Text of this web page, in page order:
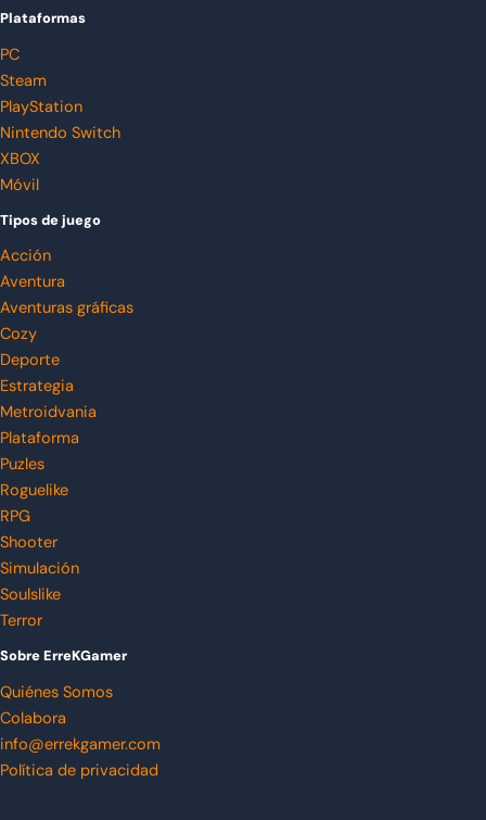
Plataformas
PC
Steam
PlayStation
Nintendo Switch
XBOX
Móvil
Tipos de juego
Acción
Aventura
Aventuras gráficas
Cozy
Deporte
Estrategia
Metroidvania
Plataforma
Puzles
Roguelike
RPG
Shooter
Simulación
Soulslike
Terror
Sobre ErreKGamer
Quiénes Somos
Colabora
info@errekgamer.com
Política de privacidad